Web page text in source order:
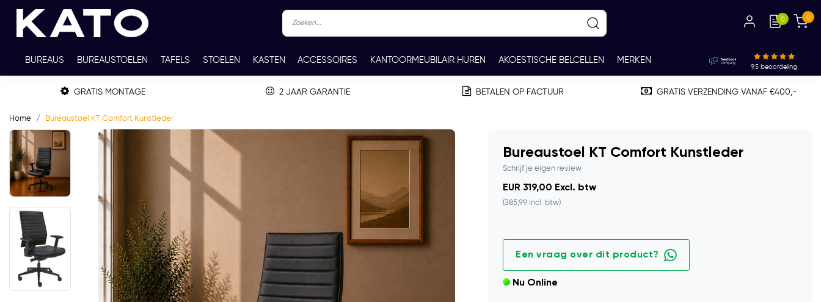
0 0
BUREAUS BUREAUSTOELEN TAFELS STOELEN KASTEN ACCESSOIRES KANTOORMEUBILAIR HUREN AKOESTISCHE BELCELLEN MERKEN
TWEEDEHANDS THUISWERKPLEKKEN WERKBLADKLEUREN CONTACT
9.5 beoordeling
GRATIS MONTAGE 2 JAAR GARANTIE BETALEN OP FACTUUR GRATIS VERZENDING VANAF €400,-
Home Bureaustoel KT Comfort Kunstleder
Bureaustoel KT Comfort Kunstleder
Schrijf je eigen review
EUR 319,00 Excl. btw
(385,99 Incl. btw)
Een vraag over dit product?
Nu Online